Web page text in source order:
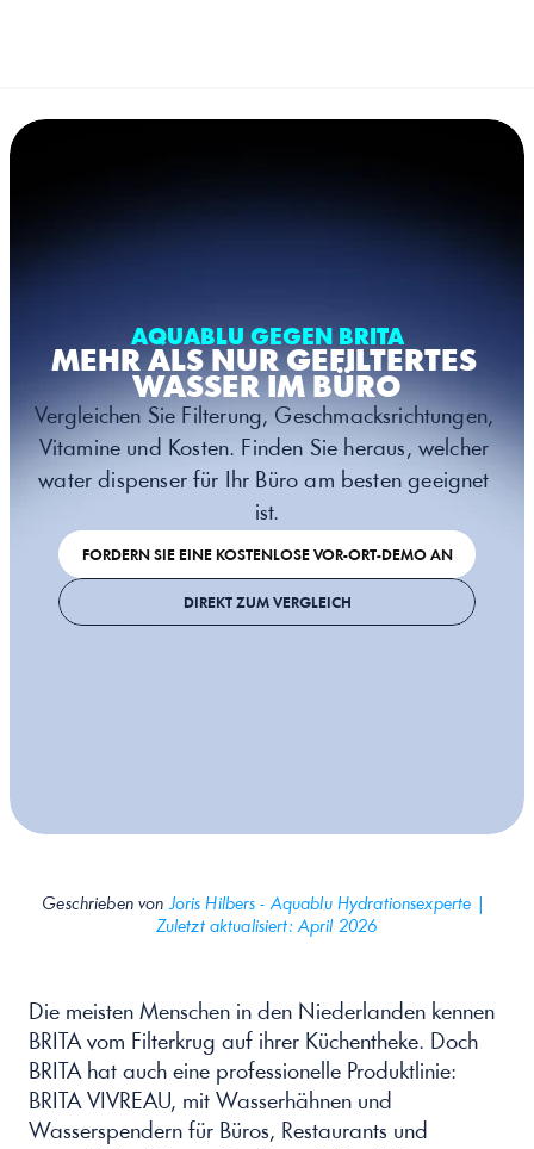
AQUABLU GEGEN BRITA
MEHR ALS NUR GEFILTERTES
WASSER IM BÜRO
Vergleichen Sie Filterung, Geschmacksrichtungen,
Vitamine und Kosten. Finden Sie heraus, welcher
water dispenser für Ihr Büro am besten geeignet
ist.
FORDERN SIE EINE KOSTENLOSE VOR-ORT-DEMO AN
DIREKT ZUM VERGLEICH
Geschrieben von Joris Hilbers - Aquablu Hydrationsexperte |
Zuletzt aktualisiert: April 2026
Die meisten Menschen in den Niederlanden kennen
BRITA vom Filterkrug auf ihrer Küchentheke. Doch
BRITA hat auch eine professionelle Produktlinie:
BRITA VIVREAU, mit Wasserhähnen und
Wasserspendern für Büros, Restaurants und